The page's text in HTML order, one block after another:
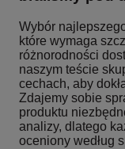
Wybór
które wymaga
różnorodności
naszym teście
cechach, aby
Zdajemy sobie
produktu
analizy, dlatego
oceniony według